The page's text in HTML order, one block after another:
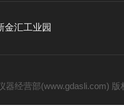
金汇工业园
器经营部(www.gdasli.com)